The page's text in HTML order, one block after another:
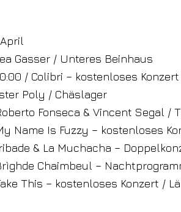
April
Gasser / Unteres Beinhaus
/ Colibri – kostenloses
Poly / Chäslager
Fonseca & Vincent Segal /
Name Is Fuzzy – kostenloses
& La Muchacha –
Chaimbeul –
This – kostenloses Konzert /